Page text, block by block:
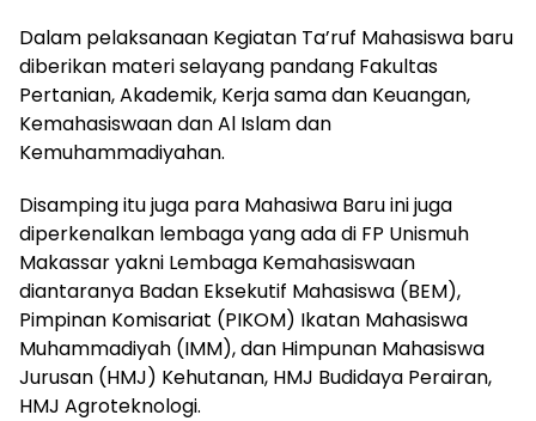
Dalam pelaksanaan Kegiatan Ta’ruf Mahasiswa baru
diberikan materi selayang pandang Fakultas
Pertanian, Akademik, Kerja sama dan Keuangan,
Kemahasiswaan dan Al Islam dan
Kemuhammadiyahan.
Disamping itu juga para Mahasiwa Baru ini juga
diperkenalkan lembaga yang ada di FP Unismuh
Makassar yakni Lembaga Kemahasiswaan
diantaranya Badan Eksekutif Mahasiswa (BEM),
Pimpinan Komisariat (PIKOM) Ikatan Mahasiswa
Muhammadiyah (IMM), dan Himpunan Mahasiswa
Jurusan (HMJ) Kehutanan, HMJ Budidaya Perairan,
HMJ Agroteknologi.